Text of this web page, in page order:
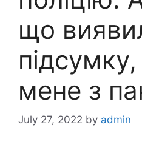
що
мене з
July 27, 2022 by admin